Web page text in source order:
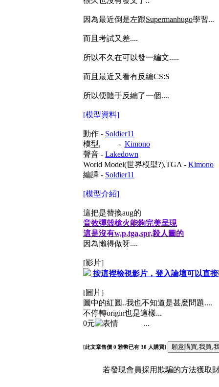
因為最近倒是左跟Supermanhugo學習...
而且考試又差....
所以不久在可以發一編文.....
而且最近又看有反編CS:S
所以便隨手反編了一個....
[模型資料]
動作 - Soldier11
模型,
- Kimono
聲音 - Lakedown
World Model(世界模型?),TGA - Kimono
編譯 - Soldier11
[模型介紹]
這把是替換aug的
音效彈殼槍火能夠完美呈現
這是沒有w,p,tga,spr,殺人圖的
因為懶得做呀....
[影片]
按這裡檢視影片，登入論壇可以直
[圖片]
圖中的紅圓..我也不知道是甚麽問題....
不停轉origin也是這樣...
0元
...
[此文章售價 0 雅幣已有 30 人購買]
若發現會員採用欺騙的方法獲取